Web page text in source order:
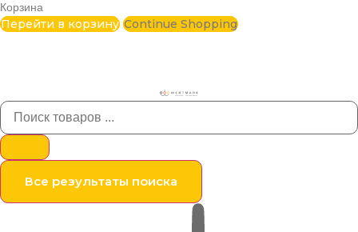
Корзина
Перейти в корзину Continue Shopping
Все результаты поиска